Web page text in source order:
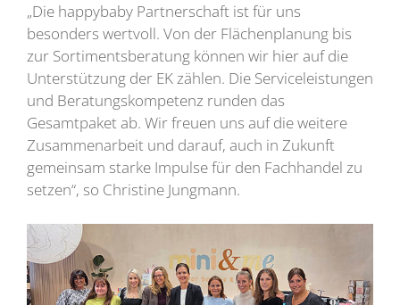
„Die happybaby Partnerschaft ist für uns
besonders wertvoll. Von der Flächenplanung bis
zur Sortimentsberatung können wir hier auf die
Unterstützung der EK zählen. Die Serviceleistungen
und Beratungskompetenz runden das
Gesamtpaket ab. Wir freuen uns auf die weitere
Zusammenarbeit und darauf, auch in Zukunft
gemeinsam starke Impulse für den Fachhandel zu
setzen“, so Christine Jungmann.